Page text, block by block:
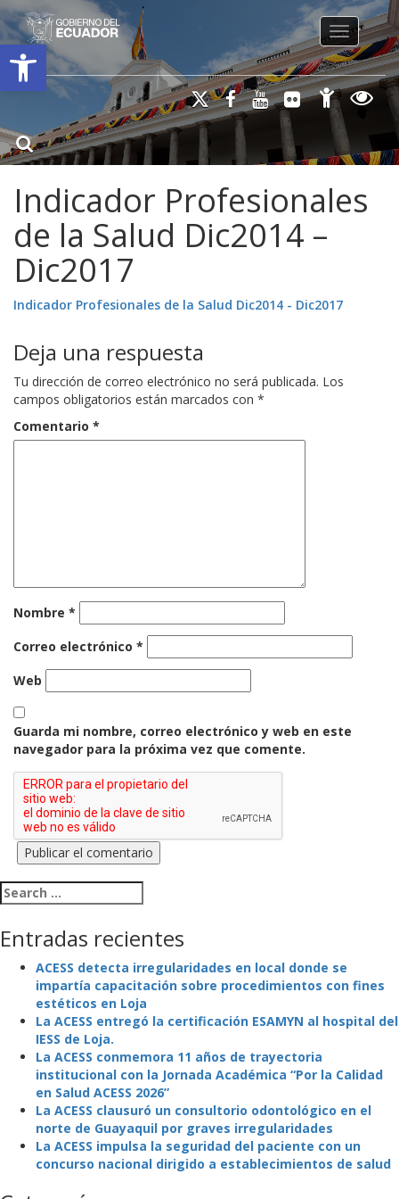
Open toolbar
Toggle
Indicador Profesionales
de la Salud Dic2014 –
Dic2017
Indicador Profesionales de la Salud Dic2014 - Dic2017
Deja una respuesta
Tu dirección de correo electrónico no será publicada. Los
campos obligatorios están marcados con *
Comentario *
Nombre *
Correo electrónico *
Web
Guarda mi nombre, correo electrónico y web en este
navegador para la próxima vez que comente.
Search for:
Entradas recientes
ACESS detecta irregularidades en local donde se
impartía capacitación sobre procedimientos con fines
estéticos en Loja
La ACESS entregó la certificación ESAMYN al hospital del
IESS de Loja.
La ACESS conmemora 11 años de trayectoria
institucional con la Jornada Académica “Por la Calidad
en Salud ACESS 2026”
La ACESS clausuró un consultorio odontológico en el
norte de Guayaquil por graves irregularidades
La ACESS impulsa la seguridad del paciente con un
concurso nacional dirigido a establecimientos de salud